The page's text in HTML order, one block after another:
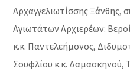
Αρχαγγελιωτίσσης Ξάνθης,
Αγιωτάτων Αρχιερέων:
κ.κ. Παντελεήμονος,
Σουφλίου κ.κ. Δαμασκηνού,